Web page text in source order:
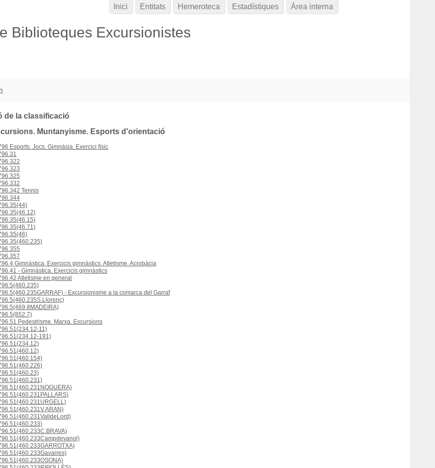
Biblioteques Excursionistes
de la classificació
Muntanyisme. Esports d'orientació
Esports. Jocs. Gimnàsia. Exercici físic
Tennis
Gimnàstica. Exercicis gimnàstics. Atletisme. Acrobàcia
- Gimnàstica. Exercicis gimnàstics
Atletisme en general
- Excursionisme a la comarca del Garraf
Pedestrisme. Marxa. Excursions
11)
191)
Inici Entitats Hemeroteca Estadístiques Àrea interna